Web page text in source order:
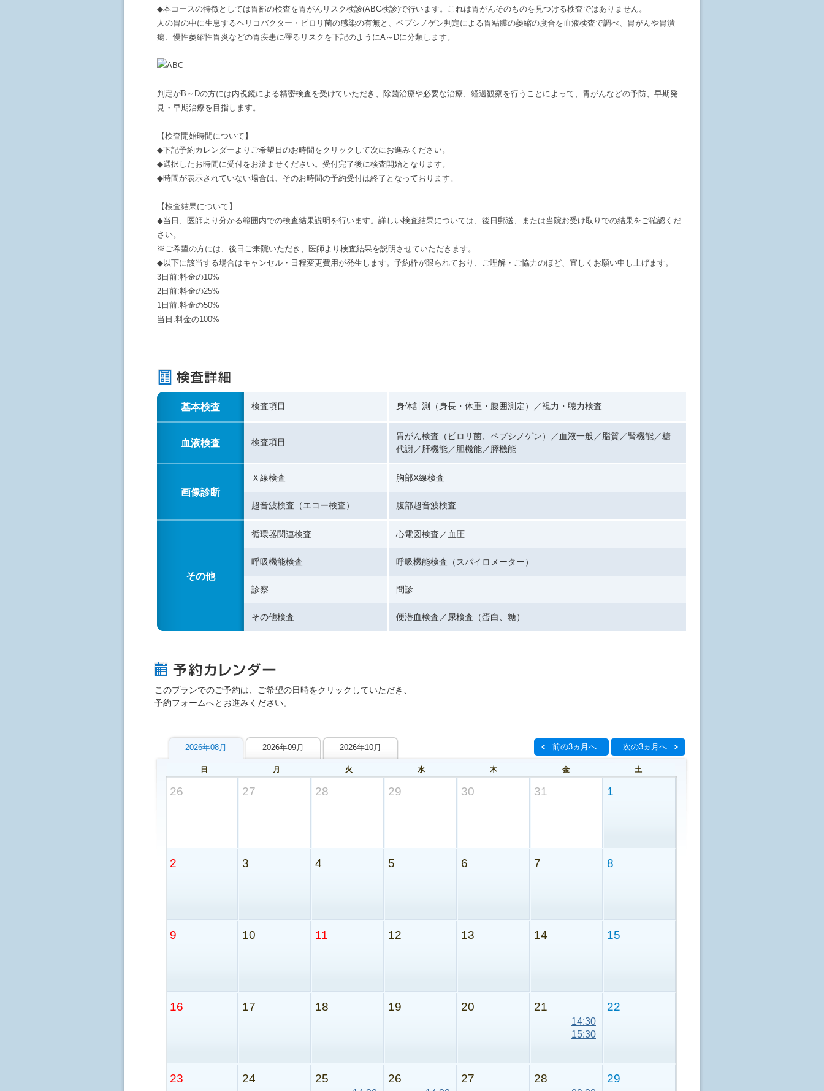
◆本コースの特徴としては胃部の検査を胃がんリスク検診(ABC検診)で行います。これは胃がんそのものを見つける検査ではありません。
人の胃の中に生息するヘリコバクター・ピロリ菌の感染の有無と、ペプシノゲン判定による胃粘膜の萎縮の度合を血液検査で調べ、胃がんや胃潰
瘍、慢性萎縮性胃炎などの胃疾患に罹るリスクを下記のようにA～Dに分類します。
判定がB～Dの方には内視鏡による精密検査を受けていただき、除菌治療や必要な治療、経過観察を行うことによって、胃がんなどの予防、早期発
見・早期治療を目指します。
【検査開始時間について】
◆下記予約カレンダーよりご希望日のお時間をクリックして次にお進みください。
◆選択したお時間に受付をお済ませください。受付完了後に検査開始となります。
◆時間が表示されていない場合は、そのお時間の予約受付は終了となっております。
【検査結果について】
◆当日、医師より分かる範囲内での検査結果説明を行います。詳しい検査結果については、後日郵送、または当院お受け取りでの結果をご確認くだ
さい。
※ご希望の方には、後日ご来院いただき、医師より検査結果を説明させていただきます。
◆以下に該当する場合はキャンセル・日程変更費用が発生します。予約枠が限られており、ご理解・ご協力のほど、宜しくお願い申し上げます。
3日前:料金の10%
2日前:料金の25%
1日前:料金の50%
当日:料金の100%
基本検査 検査項目 身体計測（身長・体重・腹囲測定）／視力・聴力検査
血液検査 検査項目
胃がん検査（ピロリ菌、ペプシノゲン）／血液一般／脂質／腎機能／糖
代謝／肝機能／胆機能／膵機能
画像診断
Ｘ線検査 胸部X線検査
超音波検査（エコー検査） 腹部超音波検査
その他
循環器関連検査 心電図検査／血圧
呼吸機能検査 呼吸機能検査（スパイロメーター）
診察 問診
その他検査 便潜血検査／尿検査（蛋白、糖）
このプランでのご予約は、ご希望の日時をクリックしていただき、
予約フォームへとお進みください。
前の3ヵ月へ 次の3ヵ月へ
2026年08月 2026年09月 2026年10月
日 月 火 水 木 金 土
26 27 28 29 30 31 1
2 3 4 5 6 7 8
9 10 11 12 13 14 15
16 17 18 19 20 21
14:30
15:30
22
23 24 25 26 27 28 29